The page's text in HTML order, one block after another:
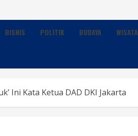
BISNIS POLITIK BUDAYA WISATA
Ini Kata Ketua DAD DKI Jakarta